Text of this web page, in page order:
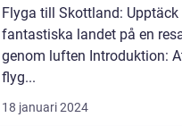
Flyga till Skottland: Upptäck
fantastiska landet på en
genom luften Introduktion: Att
flyg...
18 januari 2024